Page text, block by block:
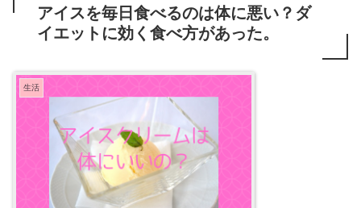
アイスを毎日食べるのは体に悪い？ダ
イエットに効く食べ方があった。
生活